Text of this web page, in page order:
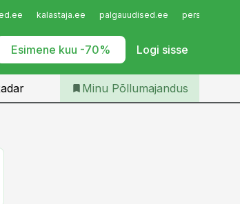
kalastaja.ee palgauudised.ee
Esimene kuu -70% Logi sisse
Iseteenindus
Telli Põllumajandus
Minu Põllumajandus